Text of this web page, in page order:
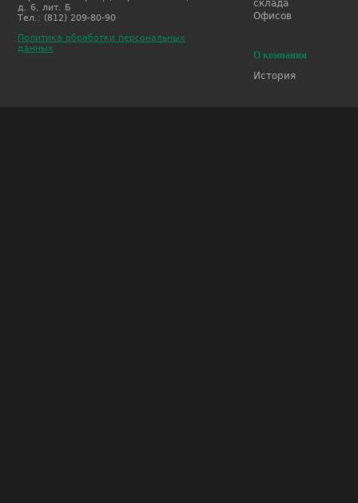
д. 6, лит. Б
Тел.: (812) 209-80-90
Политика обработки персональных
данных
склада
Офисов
О компании
История